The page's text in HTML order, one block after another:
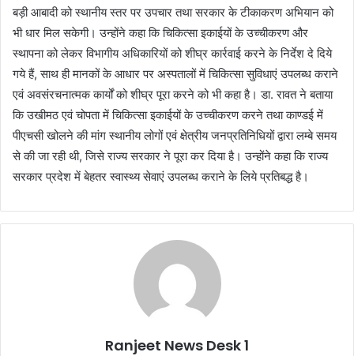
बड़ी आबादी को स्थानीय स्तर पर उपचार तथा सरकार के टीकाकरण अभियान को
भी धार मिल सकेगी। उन्होंने कहा कि चिकित्सा इकाईयों के उच्चीकरण और
स्थापना को लेकर विभागीय अधिकारियों को शीघ्र कार्रवाई करने के निर्देश दे दिये
गये हैं, साथ ही मानकों के आधार पर अस्पतालों में चिकित्सा सुविधाएं उपलब्ध कराने
एवं अवसंरचनात्मक कार्यों को शीघ्र पूरा करने को भी कहा है। डा. रावत ने बताया
कि उखीमठ एवं चोपता में चिकित्सा इकाईयों के उच्चीकरण करने तथा काण्डई में
पीएचसी खोलने की मांग स्थानीय लोगों एवं क्षेत्रीय जनप्रतिनिधियों द्वारा लम्बे समय
से की जा रही थी, जिसे राज्य सरकार ने पूरा कर दिया है। उन्होंने कहा कि राज्य
सरकार प्रदेश में बेहतर स्वास्थ्य सेवाएं उपलब्ध कराने के लिये प्रतिबद्ध है।
Ranjeet News Desk 1